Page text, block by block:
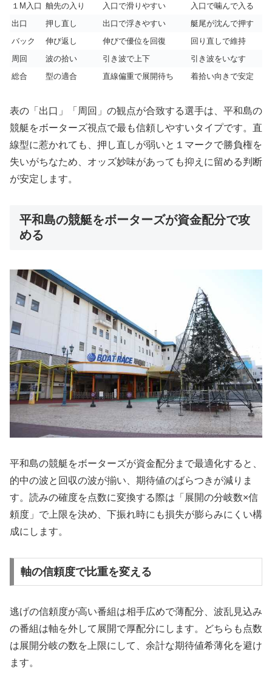
１M入口 舳先の入り 入口で滑りやすい
入口で噛んで入る
出口
押し直し 出口で浮きやすい
艇尾が沈んで押す
バック
伸び返し 伸びで優位を回復
回り直しで維持
周回
波の拾い 引き波で上下
引き波をいなす
総合
型の適合 直線偏重で展開待ち 着拾い向きで安定
表の「出口」「周回」の観点が合致する選手は、平和島の
競艇をボーターズ視点で最も信頼しやすいタイプです。直
線型に惹かれても、押し直しが弱いと１マークで勝負権を
失いがちなため、オッズ妙味があっても抑えに留める判断
が安定します。
平和島の競艇をボーターズが資金配分で攻
める
平和島の競艇をボーターズが資金配分まで最適化すると、
的中の波と回収の波が揃い、期待値のばらつきが減りま
す。読みの確度を点数に変換する際は「展開の分岐数×信
頼度」で上限を決め、下振れ時にも損失が膨らみにくい構
成にします。
軸の信頼度で比重を変える
逃げの信頼度が高い番組は相手広めで薄配分、波乱見込み
の番組は軸を外して展開で厚配分にします。どちらも点数
は展開分岐の数を上限にして、余計な期待値希薄化を避け
ます。